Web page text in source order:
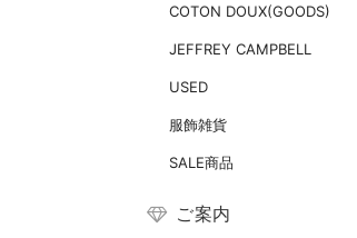
COTON DOUX(GOODS)
JEFFREY CAMPBELL
USED
服飾雑貨
SALE商品
ご案内